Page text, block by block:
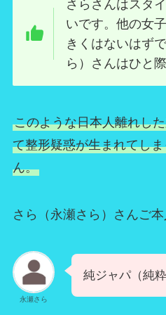
さらさんはスタ
いです。他の女
きくはないはず
ら）さんはひと
このような日本人離れし
て整形疑惑が生まれてし
ん。
さら（永瀬さら）さんご
永瀬さら
純ジャパ（純